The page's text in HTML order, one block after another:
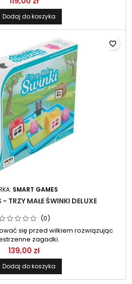
Dodaj do koszyka
SMART GAMES
TRZY MAŁE ŚWINKI DELUXE
(0)
się przed wilkiem rozwiązując
zagadki.
139,00 zł
Dodaj do koszyka
favorite_border